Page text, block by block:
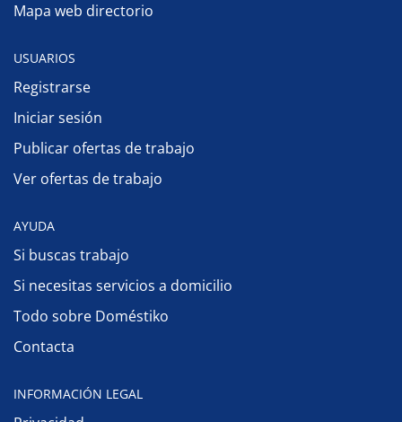
Mapa web directorio
USUARIOS
Registrarse
Iniciar sesión
Publicar ofertas de trabajo
Ver ofertas de trabajo
AYUDA
Si buscas trabajo
Si necesitas servicios a domicilio
Todo sobre Doméstiko
Contacta
INFORMACIÓN LEGAL